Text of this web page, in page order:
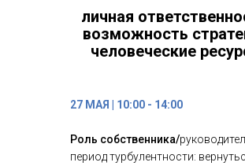
27 МАЯ | 10:00 - 14:00
Роль собственника/
период турбулентности:
личная
возможность
человеческие